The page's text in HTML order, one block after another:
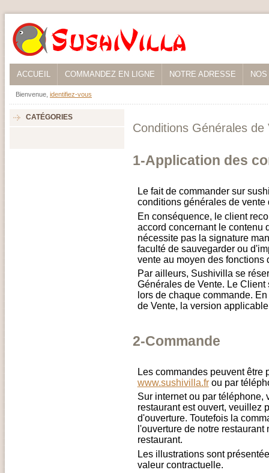
ACCUEIL COMMANDEZ EN LIGNE NOTRE ADRESSE
Bienvenue, identifiez-vous
CATÉGORIES
Conditions Générales de
1-Application des
Le fait de commander sur
conditions générales de vente
En conséquence, le client
accord concernant le contenu
nécessite pas la signature
faculté de sauvegarder ou
vente au moyen des fonctions
Par ailleurs, Sushivilla se
Générales de Vente. Le
lors de chaque commande.
de Vente, la version
2-Commande
Les commandes peuvent être
www.sushivilla.frou par
Sur internet ou par téléphone,
restaurant est ouvert, veuillez
d'ouverture. Toutefois la
l'ouverture de notre
restaurant.
Les illustrations sont
valeur contractuelle.